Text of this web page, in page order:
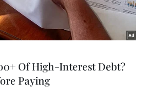
Of High-Interest Debt?
Paying